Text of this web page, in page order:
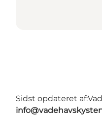
Sidst opdateret af: